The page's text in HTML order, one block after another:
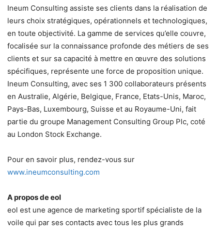
Ineum Consulting assiste ses clients dans la réalisation de
leurs choix stratégiques, opérationnels et technologiques,
en toute objectivité. La gamme de services qu’elle couvre,
focalisée sur la connaissance profonde des métiers de ses
clients et sur sa capacité à mettre en œuvre des solutions
spécifiques, représente une force de proposition unique.
Ineum Consulting, avec ses 1 300 collaborateurs présents
en Australie, Algérie, Belgique, France, Etats-Unis, Maroc,
Pays-Bas, Luxembourg, Suisse et au Royaume-Uni, fait
partie du groupe Management Consulting Group Plc, coté
au London Stock Exchange.
Pour en savoir plus, rendez-vous sur
www.ineumconsulting.com
A propos de eol
eol est une agence de marketing sportif spécialiste de la
voile qui par ses contacts avec tous les plus grands